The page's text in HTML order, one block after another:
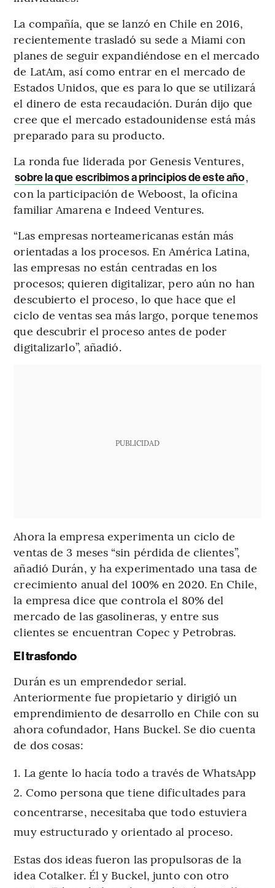
La compañía, que se lanzó en Chile en 2016,
recientemente trasladó su sede a Miami con
planes de seguir expandiéndose en el mercado
de LatAm, así como entrar en el mercado de
Estados Unidos, que es para lo que se utilizará
el dinero de esta recaudación. Durán dijo que
cree que el mercado estadounidense está más
preparado para su producto.
La ronda fue liderada por Genesis Ventures,
sobre la que escribimos a principios de este año,
con la participación de Weboost, la oficina
familiar Amarena e Indeed Ventures.
“Las empresas norteamericanas están más
orientadas a los procesos. En América Latina,
las empresas no están centradas en los
procesos; quieren digitalizar, pero aún no han
descubierto el proceso, lo que hace que el
ciclo de ventas sea más largo, porque tenemos
que descubrir el proceso antes de poder
digitalizarlo”, añadió.
PUBLICIDAD
Ahora la empresa experimenta un ciclo de
ventas de 3 meses “sin pérdida de clientes”,
añadió Durán, y ha experimentado una tasa de
crecimiento anual del 100% en 2020. En Chile,
la empresa dice que controla el 80% del
mercado de las gasolineras, y entre sus
clientes se encuentran Copec y Petrobras.
El trasfondo
Durán es un emprendedor serial.
Anteriormente fue propietario y dirigió un
emprendimiento de desarrollo en Chile con su
ahora cofundador, Hans Buckel. Se dio cuenta
de dos cosas:
La gente lo hacía todo a través de WhatsApp
Como persona que tiene dificultades para
concentrarse, necesitaba que todo estuviera
muy estructurado y orientado al proceso.
Estas dos ideas fueron las propulsoras de la
idea Cotalker. Él y Buckel, junto con otro